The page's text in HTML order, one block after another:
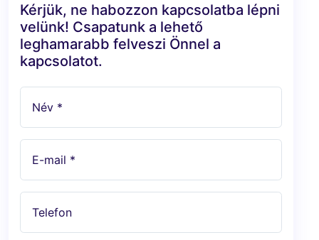
Kérjük, ne habozzon kapcsolatba lépni
velünk! Csapatunk a lehető
leghamarabb felveszi Önnel a
kapcsolatot.
Név *
E-mail *
Telefon